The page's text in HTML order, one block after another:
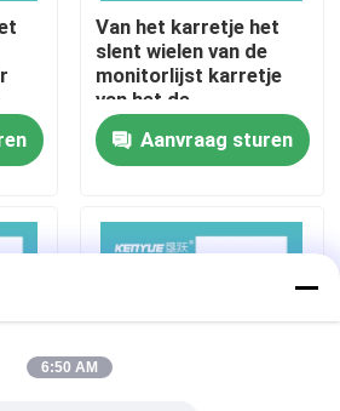
ons op
ziekenhuislevering
Van het karretje het
slent wielen van de
monitorlijst karretje
van het de
computerwerkstation
Aanvraag sturen
6:50 AM